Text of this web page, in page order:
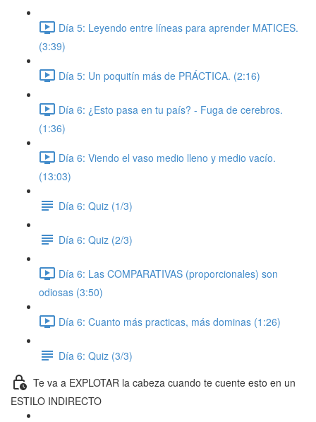
Día 5: Leyendo entre líneas para aprender MATICES.
(3:39)
Día 5: Un poquitín más de PRÁCTICA. (2:16)
Día 6: ¿Esto pasa en tu país? - Fuga de cerebros.
(1:36)
Día 6: Viendo el vaso medio lleno y medio vacío.
(13:03)
Día 6: Quiz (1/3)
Día 6: Quiz (2/3)
Día 6: Las COMPARATIVAS (proporcionales) son
odiosas (3:50)
Día 6: Cuanto más practicas, más dominas (1:26)
Día 6: Quiz (3/3)
Te va a EXPLOTAR la cabeza cuando te cuente esto en un
ESTILO INDIRECTO